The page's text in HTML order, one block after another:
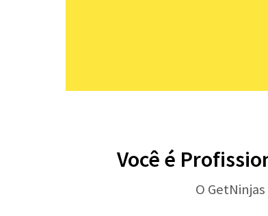
Você é
O